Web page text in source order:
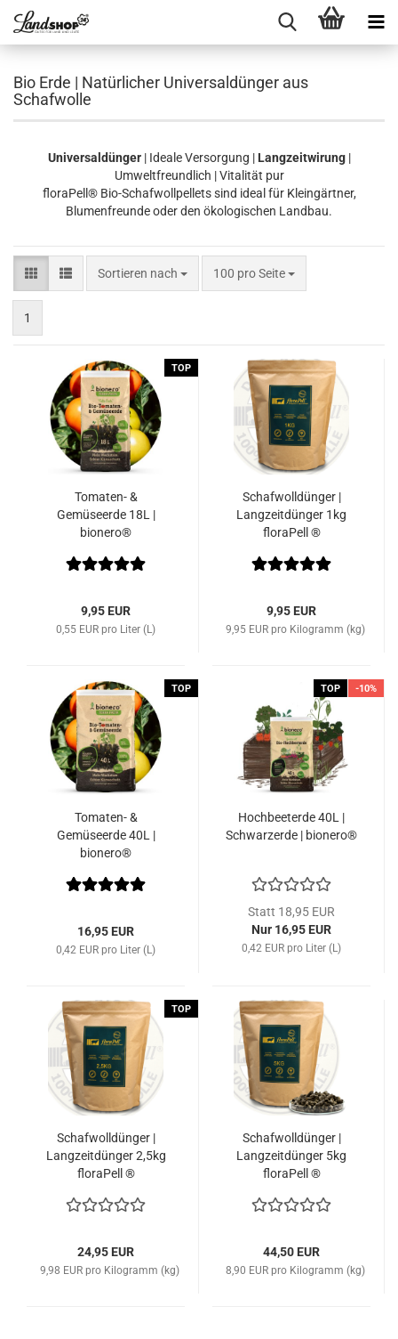
Bio Erde | Natürlicher Universaldünger aus
Schafwolle
Universaldünger| Ideale Versorgung | Langzeitwirung|
Umweltfreundlich | Vitalität pur
floraPell® Bio-Schafwollpellets sind ideal für Kleingärtner,
Blumenfreunde oder den ökologischen Landbau.
Sortieren nach
Sortieren nach 100 pro Seite
pro Seite
1
TOP
Tomaten- &
Gemüseerde 18L |
bionero®
9,95 EUR
0,55 EUR pro Liter (L)
Schafwolldünger |
Langzeitdünger 1kg
floraPell ®
9,95 EUR
9,95 EUR pro Kilogramm (kg)
TOP
Tomaten- &
Gemüseerde 40L |
bionero®
16,95 EUR
0,42 EUR pro Liter (L)
TOP -10%
Hochbeeterde 40L |
Schwarzerde | bionero®
Statt 18,95 EUR
Nur 16,95 EUR
0,42 EUR pro Liter (L)
TOP
Schafwolldünger |
Langzeitdünger 2,5kg
floraPell ®
24,95 EUR
9,98 EUR pro Kilogramm (kg)
Schafwolldünger |
Langzeitdünger 5kg
floraPell ®
44,50 EUR
8,90 EUR pro Kilogramm (kg)